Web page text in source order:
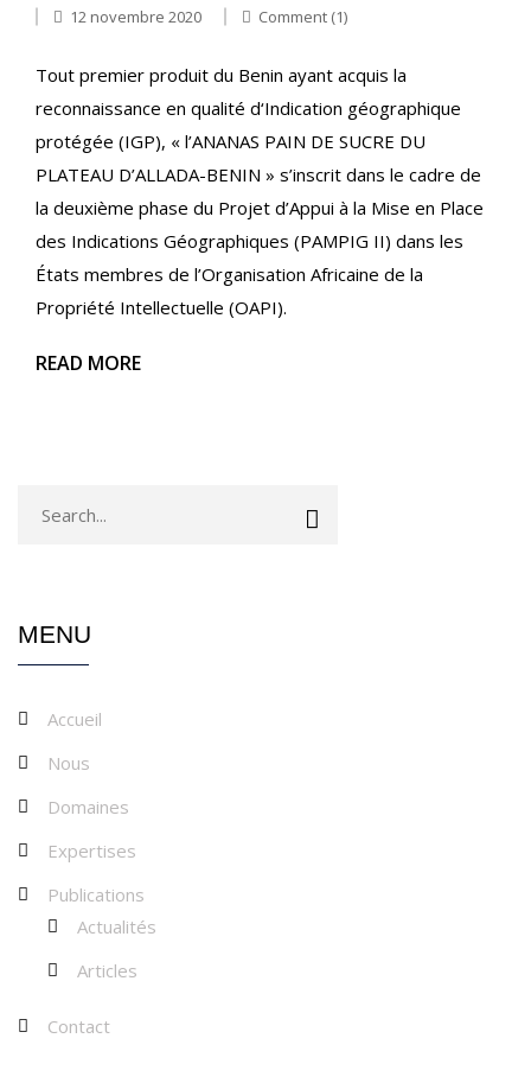
12 novembre 2020
Comment (1)
Tout premier produit du Benin ayant acquis la
reconnaissance en qualité d‘Indication géographique
protégée (IGP), « l’ANANAS PAIN DE SUCRE DU
PLATEAU D’ALLADA-BENIN » s’inscrit dans le cadre de
la deuxième phase du Projet d’Appui à la Mise en Place
des Indications Géographiques (PAMPIG II) dans les
États membres de l’Organisation Africaine de la
Propriété Intellectuelle (OAPI).
READ MORE
MENU
Accueil
Nous
Domaines
Expertises
Publications
Actualités
Articles
Contact